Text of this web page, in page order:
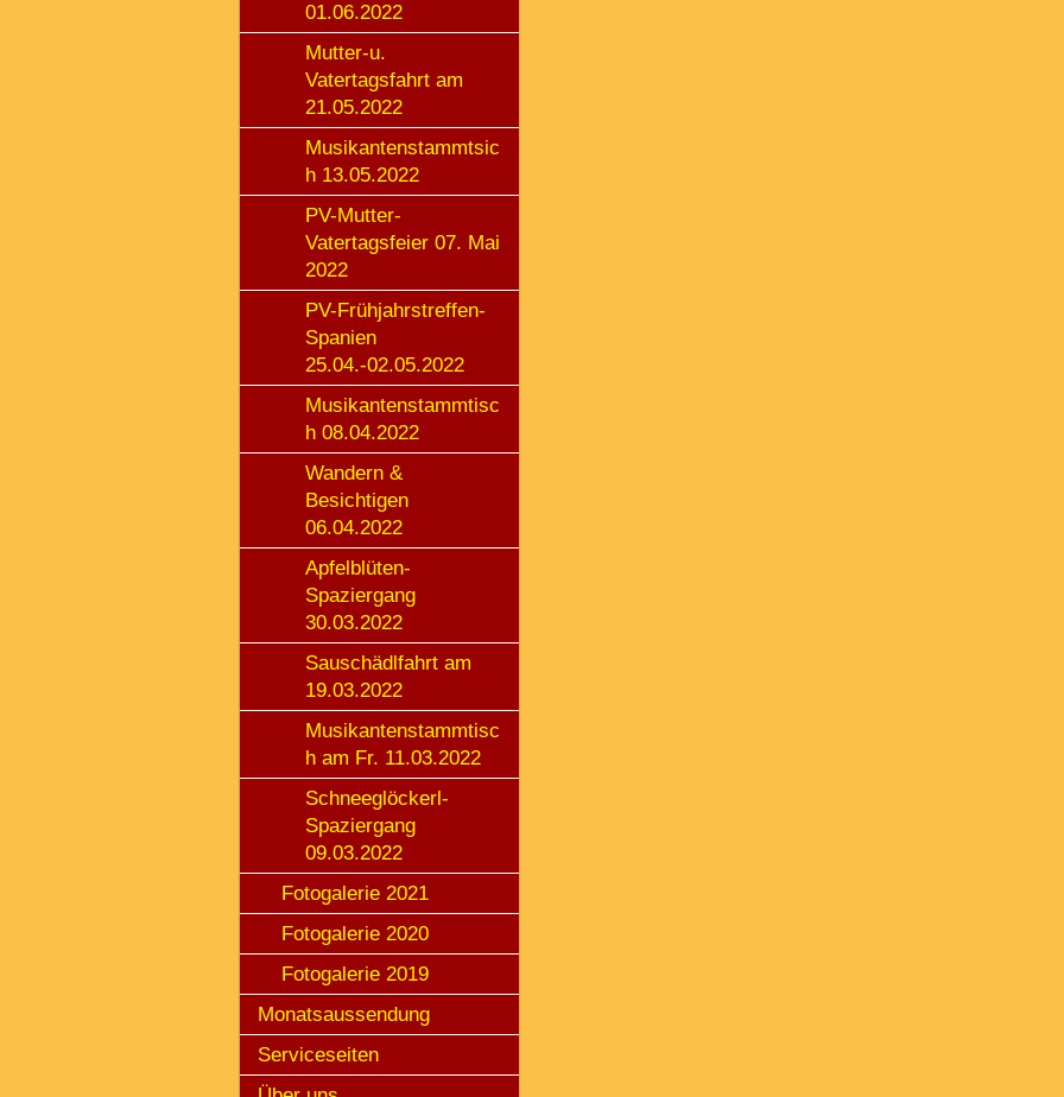
01.06.2022
Mutter-u.
Vatertagsfahrt am
21.05.2022
Musikantenstammtsic
h 13.05.2022
PV-Mutter-
Vatertagsfeier 07. Mai
2022
PV-Frühjahrstreffen-
Spanien
25.04.-02.05.2022
Musikantenstammtisc
h 08.04.2022
Wandern &
Besichtigen
06.04.2022
Apfelblüten-
Spaziergang
30.03.2022
Sauschädlfahrt am
19.03.2022
Musikantenstammtisc
h am Fr. 11.03.2022
Schneeglöckerl-
Spaziergang
09.03.2022
Fotogalerie 2021
Fotogalerie 2020
Fotogalerie 2019
Monatsaussendung
Serviceseiten